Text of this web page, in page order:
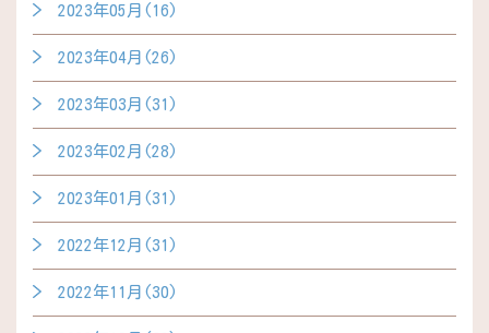
2023年05月(16)
2023年04月(26)
2023年03月(31)
2023年02月(28)
2023年01月(31)
2022年12月(31)
2022年11月(30)